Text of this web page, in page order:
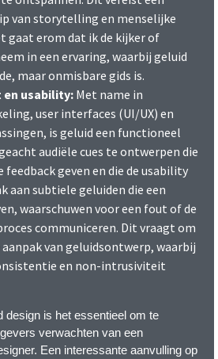
van storytelling en menselijke
gaat erom dat ik de kijker of
in een ervaring, waarbij geluid
maar onmisbare gids is.
usability:Met name in
user interfaces (UI/UX) en
is geluid een functioneel
audiële cues te ontwerpen die
geven en die de usability
aan subtiele geluiden die een
waarschuwen voor een fout of de
communiceren. Dit vraagt om
van geluidsontwerp, waarbij
en non-intrusiviteit
design is het essentieel om te
verwachten van een
Een interessante aanvulling op